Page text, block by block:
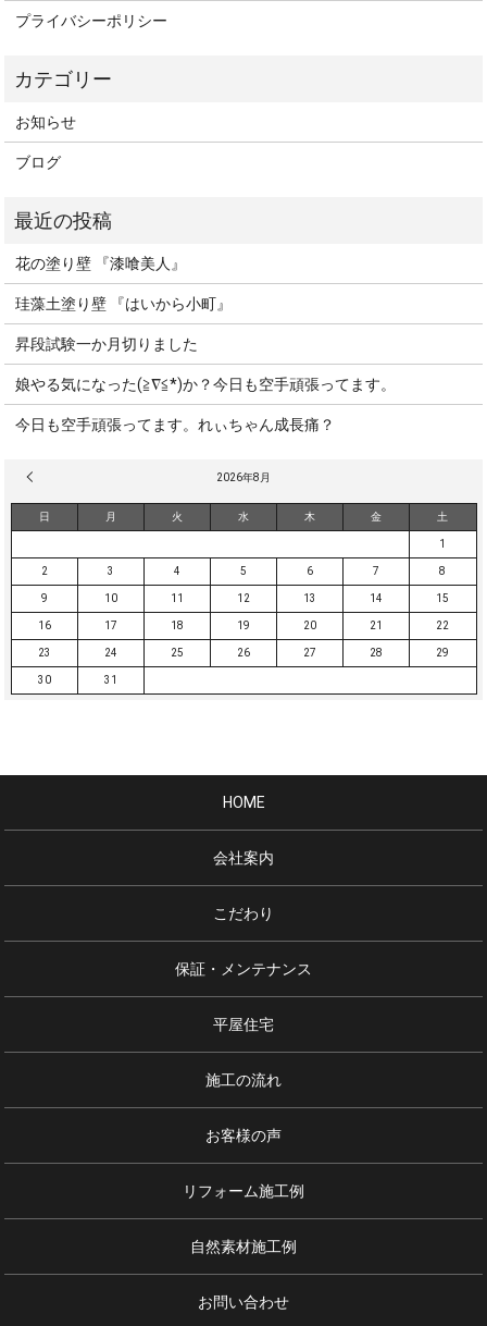
プライバシーポリシー
お知らせ
ブログ
花の塗り壁 『漆喰美人』
珪藻土塗り壁 『はいから小町』
昇段試験一か月切りました
娘やる気になった(≧∇≦*)か？今日も空手頑張ってます。
今日も空手頑張ってます。れぃちゃん成長痛？
2026年8月
日 月 火 水 木 金 土
1
2 3 4 5 6 7 8
9 10 11 12 13 14 15
16 17 18 19 20 21 22
23 24 25 26 27 28 29
30 31
HOME
会社案内
こだわり
保証・メンテナンス
平屋住宅
施工の流れ
お客様の声
リフォーム施工例
自然素材施工例
お問い合わせ